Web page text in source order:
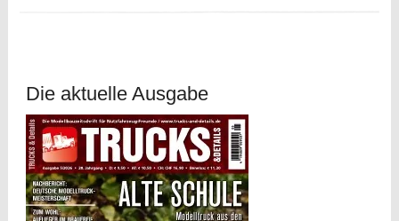
Die aktuelle Ausgabe